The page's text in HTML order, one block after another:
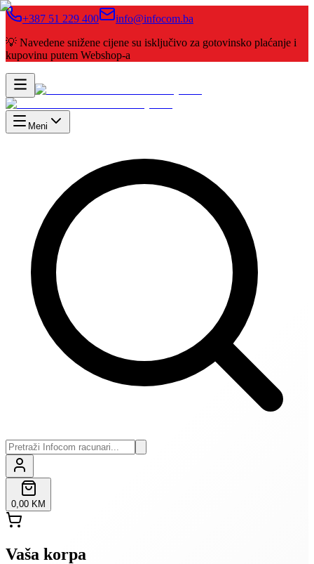
+387 51 229 400
info@infocom.ba
💡 Navedene snižene cijene su isključivo za gotovinsko plaćanje i
kupovinu putem Webshop-a
Meni
0,00 KM
Vaša korpa